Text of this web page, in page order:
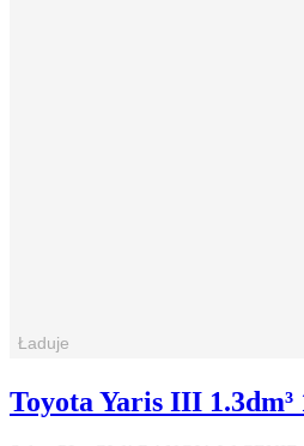
Toyota Yaris III